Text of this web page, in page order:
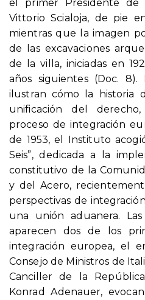
el primer Presidente de
Vittorio Scialoja, de pie
mientras que la imagen
de las excavaciones
de la villa, iniciadas en
años siguientes (Doc.
ilustran cómo la historia
unificación del
proceso de integración
de 1953, el Instituto
Seis”, dedicada a la
constitutivo de la
y del Acero,
perspectivas de
una unión aduanera.
aparecen dos de los
integración europea, el
Consejo de Ministros de
Canciller de la
Konrad Adenauer,